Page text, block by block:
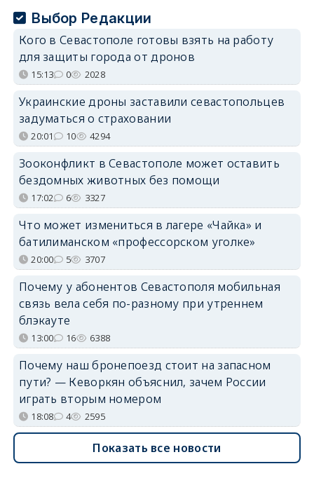
Выбор Редакции
Кого в Севастополе готовы взять на работу
для защиты города от дронов
15:13 0 2028
Украинские дроны заставили севастопольцев
задуматься о страховании
20:01 10 4294
Зооконфликт в Севастополе может оставить
бездомных животных без помощи
17:02 6 3327
Что может измениться в лагере «Чайка» и
батилиманском «профессорском уголке»
20:00 5 3707
Почему у абонентов Севастополя мобильная
связь вела себя по-разному при утреннем
блэкауте
13:00 16 6388
Почему наш бронепоезд стоит на запасном
пути? — Кеворкян объяснил, зачем России
играть вторым номером
18:08 4 2595
Показать все новости